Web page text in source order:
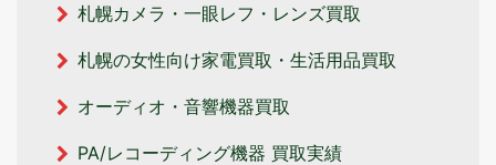
札幌カメラ・一眼レフ・レンズ買取
札幌の女性向け家電買取・生活用品買取
オーディオ・音響機器買取
PA/レコーディング機器 買取実績